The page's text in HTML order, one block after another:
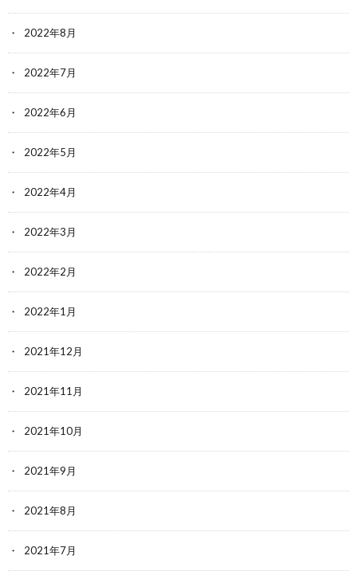
2022年8月
2022年7月
2022年6月
2022年5月
2022年4月
2022年3月
2022年2月
2022年1月
2021年12月
2021年11月
2021年10月
2021年9月
2021年8月
2021年7月